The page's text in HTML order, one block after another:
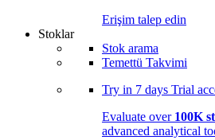
Erişim talep edin
Stoklar
Stok arama
Temettü Takvimi
Try in 7 days Trial
Evaluate over 100K
advanced analytical